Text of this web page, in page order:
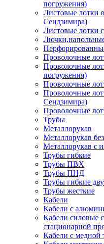
погружения)
Листовые лотки
Сендзимира)
Листовые лотки
Проволочные
Проволочные
погружения)
Проволочные
Проволочные
Сендзимира)
Проволочные
Трубы
Металлорукав
Металлорукав
Металлорукав с
Трубы гибкие
Трубы ПВХ
Трубы ПНД
Трубы гибкие
Трубы жесткие
Кабели
Кабели с
Кабели силовые
стационарной
Кабели с медной